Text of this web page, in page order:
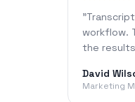
"
workflow.
the
David
Marketing